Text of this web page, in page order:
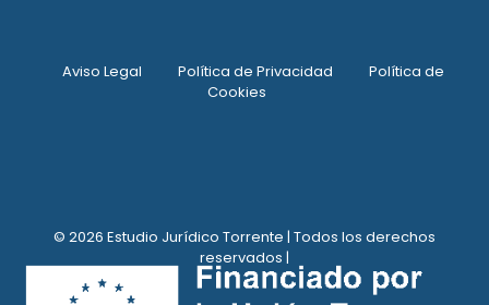
Aviso Legal Política de Privacidad
Política de
Cookies
© 2026 Estudio Jurídico Torrente | Todos los derechos
reservados |